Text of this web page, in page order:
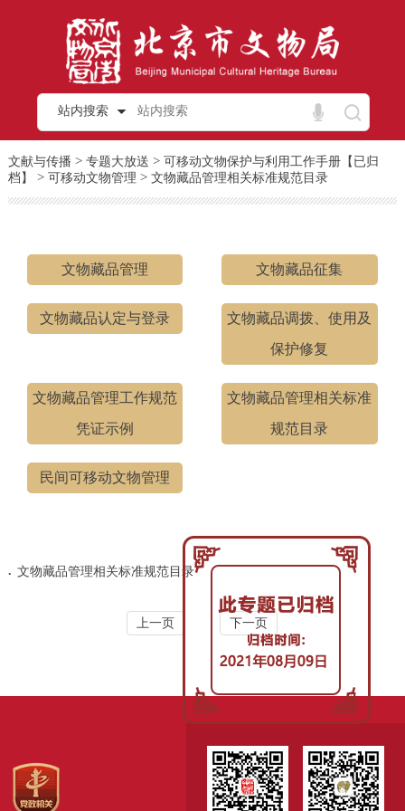
站内搜索
文献与传播 > 专题大放送 > 可移动文物保护与利用工作手册【已归
档】
> 可移动文物管理 > 文物藏品管理相关标准规范目录
文物藏品管理 文物藏品征集
文物藏品认定与登录
文物藏品调拨、使用及
保护修复
文物藏品管理工作规范
凭证示例
文物藏品管理相关标准
规范目录
民间可移动文物管理
. 文物藏品管理相关标准规范目录
上一页 下一页